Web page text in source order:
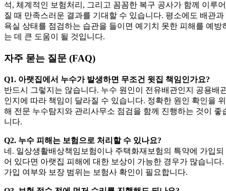
석, 체계적인 보험처리, 그리고 꼼꼼한 복구 공사가 함께 이루어
질 때 만족스러운 결과를 기대할 수 있습니다. 평소에도 배관과
욕실 상태를 점검하는 습관을 들이면 예기치 못한 피해를 예방
는 데 큰 도움이 될 것입니다.
자주 묻는 질문 (FAQ)
Q1. 아랫집에서 누수가 발생하면 무조건 윗집 책임인가요?
반드시 그렇지는 않습니다. 누수 원인이 전유배관인지 공용배
인지에 따라 책임이 달라질 수 있습니다. 정확한 원인 확인을 위
해 전문 누수탐지와 관리사무소 점검을 함께 진행하는 것이 좋
니다.
Q2. 누수 피해는 보험으로 처리할 수 있나요?
네. 일상생활배상책임보험이나 주택화재보험의 특약에 가입되
어 있다면 아랫집 피해에 대한 보상이 가능한 경우가 많습니다.
가입 여부와 보장 범위는 보험사 확인이 필요합니다.